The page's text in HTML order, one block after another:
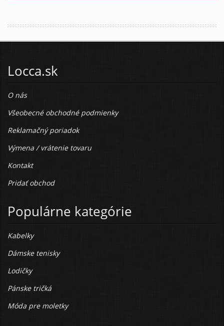
Locca.sk
O nás
Všeobecné obchodné podmienky
Reklamačný poriadok
Výmena / vrátenie tovaru
Kontakt
Pridať obchod
Populárne kategórie
Kabelky
Dámske tenisky
Lodičky
Pánske tričká
Móda pre moletky